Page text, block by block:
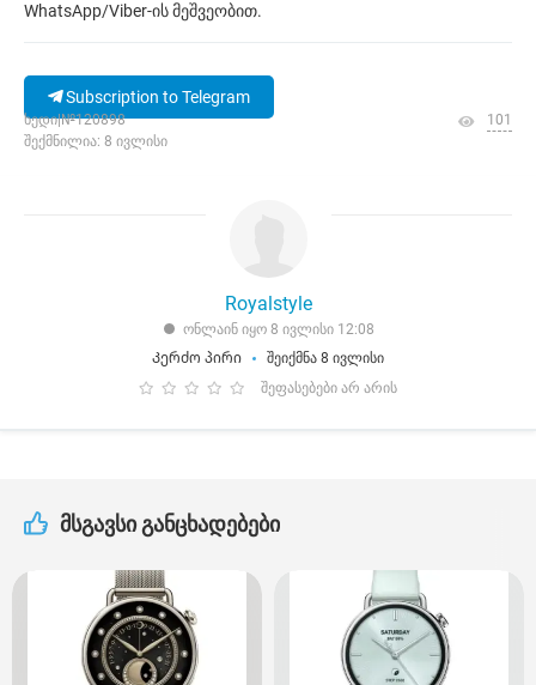
WhatsApp/Viber-ის მეშვეობით.
Subscription to Telegram
ხედი|№120898
შექმნილია: 8 ივლისი
101
Royalstyle
ონლაინ იყო 8 ივლისი 12:08
Კერძო პირი
შეიქმნა 8 ივლისი
შეფასებები არ არის
მსგავსი განცხადებები